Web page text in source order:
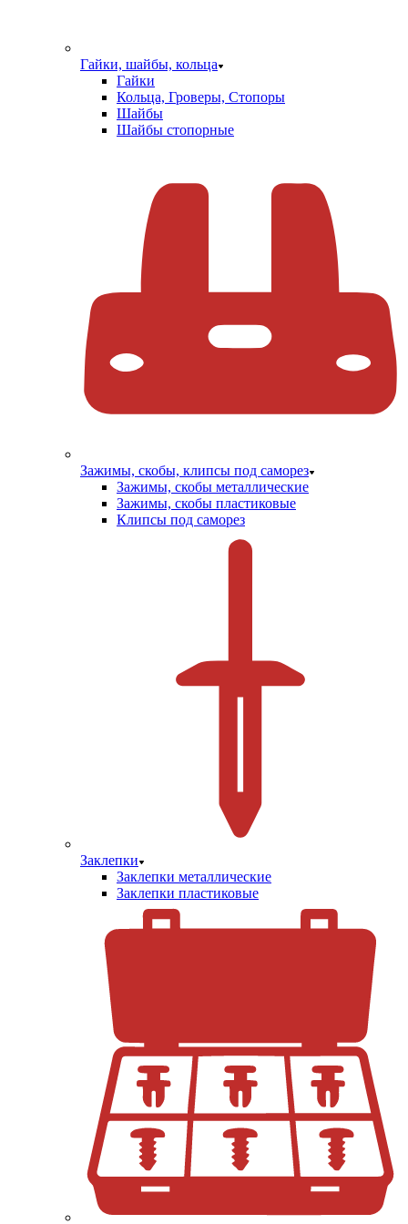
Гайки, шайбы, кольца
Гайки
Кольца, Гроверы, Стопоры
Шайбы
Шайбы стопорные
Зажимы, скобы, клипсы под саморез
Зажимы, скобы металлические
Зажимы, скобы пластиковые
Клипсы под саморез
Заклепки
Заклепки металлические
Заклепки пластиковые